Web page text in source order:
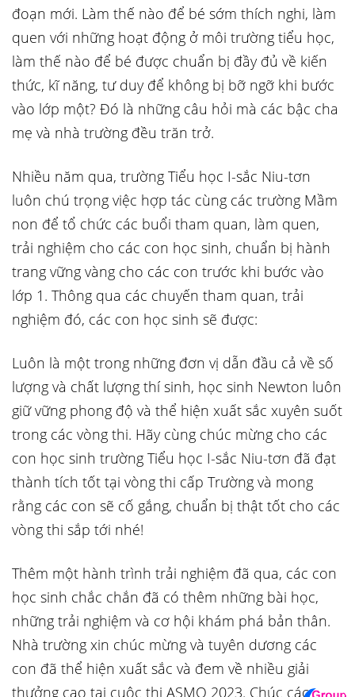
đoạn mới. Làm thế nào để bé sớm thích nghi, làm
quen với những hoạt động ở môi trường tiểu học,
làm thế nào để bé được chuẩn bị đầy đủ về kiến
thức, kĩ năng, tư duy để không bị bỡ ngỡ khi bước
vào lớp một? Đó là những câu hỏi mà các bậc cha
mẹ và nhà trường đều trăn trở.
Nhiều năm qua, trường Tiểu học I-sắc Niu-tơn
luôn chú trọng việc hợp tác cùng các trường Mầm
non để tổ chức các buổi tham quan, làm quen,
trải nghiệm cho các con học sinh, chuẩn bị hành
trang vững vàng cho các con trước khi bước vào
lớp 1. Thông qua các chuyến tham quan, trải
nghiệm đó, các con học sinh sẽ được:
Luôn là một trong những đơn vị dẫn đầu cả về số
lượng và chất lượng thí sinh, học sinh Newton luôn
giữ vững phong độ và thể hiện xuất sắc xuyên suốt
trong các vòng thi. Hãy cùng chúc mừng cho các
con học sinh trường Tiểu học I-sắc Niu-tơn đã đạt
thành tích tốt tại vòng thi cấp Trường và mong
rằng các con sẽ cố gắng, chuẩn bị thật tốt cho các
vòng thi sắp tới nhé!
Thêm một hành trình trải nghiệm đã qua, các con
học sinh chắc chắn đã có thêm những bài học,
những trải nghiệm và cơ hội khám phá bản thân.
Nhà trường xin chúc mừng và tuyên dương các
con đã thể hiện xuất sắc và đem về nhiều giải
thưởng cao tại cuộc thi ASMO 2023. Chúc các con